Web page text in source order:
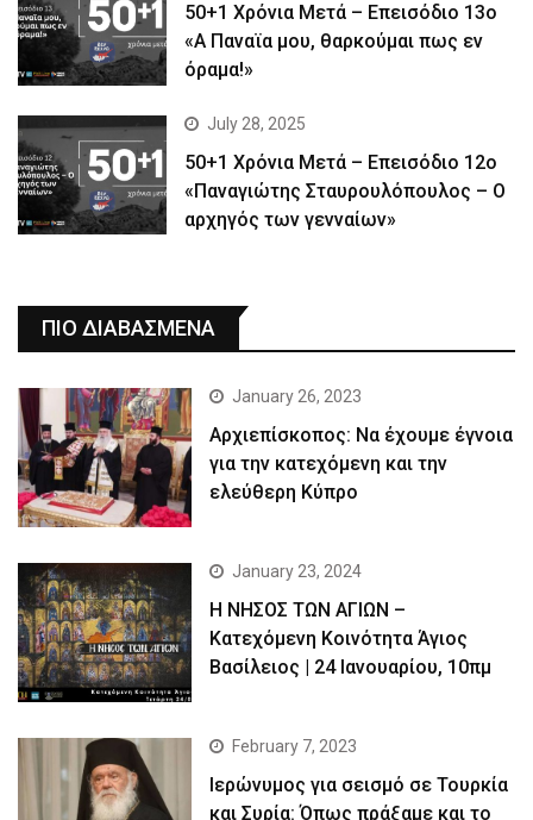
50+1 Χρόνια Μετά – Επεισόδιο 13ο
«Α Παναϊα μου, θαρκούμαι πως εν
όραμα!»
July 28, 2025
50+1 Χρόνια Μετά – Επεισόδιο 12ο
«Παναγιώτης Σταυρουλόπουλος – Ο
αρχηγός των γενναίων»
ΠΙΟ ΔΙΑΒΑΣΜΕΝΑ
January 26, 2023
Αρχιεπίσκοπος: Να έχουμε έγνοια
για την κατεχόμενη και την
ελεύθερη Κύπρο
January 23, 2024
Η ΝΗΣΟΣ ΤΩΝ ΑΓΙΩΝ –
Κατεχόμενη Κοινότητα Άγιος
Βασίλειος | 24 Ιανουαρίου, 10πμ
February 7, 2023
Ιερώνυμος για σεισμό σε Τουρκία
και Συρία: Όπως πράξαμε και το